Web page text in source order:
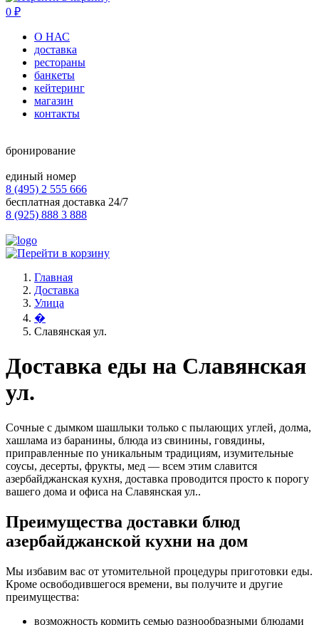
0 ₽
О НАС
доставка
рестораны
банкеты
кейтеринг
магазин
контакты
бронирование
единый номер
8 (495) 2 555 666
бесплатная доставка 24/7
8 (925) 888 3 888
Главная
Доставка
Улица
�
Славянская ул.
Доставка еды на Славянская
ул.
Сочные с дымком шашлыки только с пылающих углей, долма,
хашлама из баранины, блюда из свинины, говядины,
приправленные по уникальным традициям, изумительные
соусы, десерты, фрукты, мед — всем этим славится
азербайджанская кухня, доставка проводится просто к порогу
вашего дома и офиса на Славянская ул..
Преимущества доставки блюд
азербайджанской кухни на дом
Мы избавим вас от утомительной процедуры приготовки еды.
Кроме освободившегося времени, вы получите и другие
преимущества:
возможность кормить семью разнообразными блюдами